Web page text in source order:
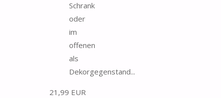
Schrank
oder
im
offenen
als
Dekorgegenstand...
21,99 EUR